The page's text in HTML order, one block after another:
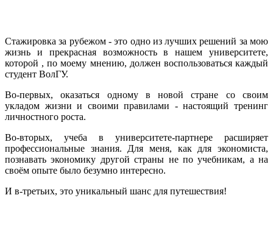
Стажировка за рубежом - это одно из лучших решений за мою
жизнь и прекрасная возможность в нашем университете,
которой , по моему мнению, должен воспользоваться каждый
студент ВолГУ.
Во-первых, оказаться одному в новой стране со своим
укладом жизни и своими правилами - настоящий тренинг
личностного роста.
Во-вторых, учеба в университете-партнере расширяет
профессиональные знания. Для меня, как для экономиста,
познавать экономику другой страны не по учебникам, а на
своём опыте было безумно интересно.
И в-третьих, это уникальный шанс для путешествия!